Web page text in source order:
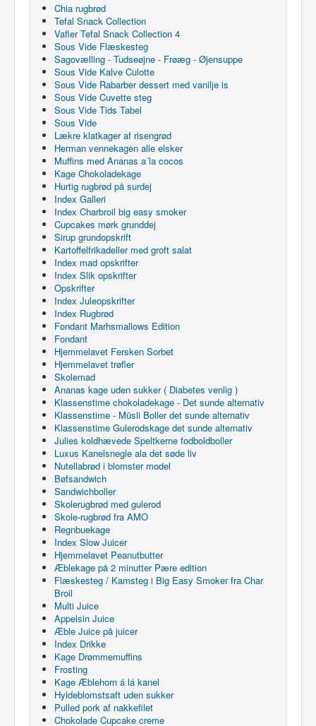
Chia rugbrød
Tefal Snack Collection
Vafler Tefal Snack Collection 4
Sous Vide Flæskesteg
Sagovælling - Tudseøjne - Frøæg - Øjensuppe
Sous Vide Kalve Culotte
Sous Vide Rabarber dessert med vanilje is
Sous Vide Cuvette steg
Sous Vide Tids Tabel
Sous Vide
Lækre klatkager af risengrød
Herman vennekagen alle elsker
Muffins med Ananas a´la cocos
Kage Chokoladekage
Hurtig rugbrød på surdej
Index Galleri
Index Charbroil big easy smoker
Cupcakes mørk grunddej
Sirup grundopskrift
Kartoffelfrikadeller med groft salat
Index mad opskrifter
Index Slik opskrifter
Opskrifter
Index Juleopskrifter
Index Rugbrød
Fondant Marhsmallows Edition
Fondant
Hjemmelavet Fersken Sorbet
Hjemmelavet trøfler
Skolemad
Ananas kage uden sukker ( Diabetes venlig )
Klassenstime chokoladekage - Det sunde alternativ
Klassenstime - Müsli Boller det sunde alternativ
Klassenstime Gulerodskage det sunde alternativ
Julies koldhævede Speltkerne fodboldboller
Luxus Kanelsnegle ala det søde liv
Nutellabrød i blomster model
Bøfsandwich
Sandwichboller
Skolerugbrød med gulerod
Skole-rugbrød fra AMO
Regnbuekage
Index Slow Juicer
Hjemmelavet Peanutbutter
Æblekage på 2 minutter Pære edition
Flæskesteg / Kamsteg i Big Easy Smoker fra Char
Broil
Multi Juice
Appelsin Juice
Æble Juice på juicer
Index Drikke
Kage Drømmemuffins
Frosting
Kage Æblehorn á lá kanel
Hyldeblomstsaft uden sukker
Pulled pork af nakkefilet
Chokolade Cupcake creme